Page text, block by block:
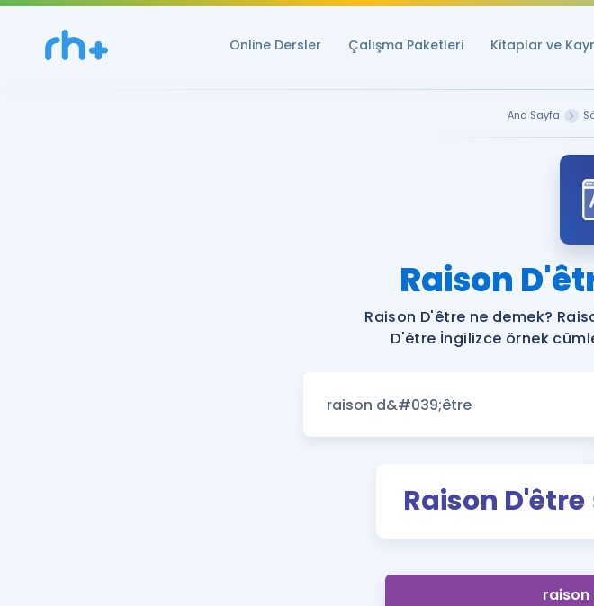
Online Dersler Çalışma Paketleri Kitaplar ve
Ana Sayfa
Raison
Raison D'être ne demek?
D'être İngilizce örnek
Raison D'être